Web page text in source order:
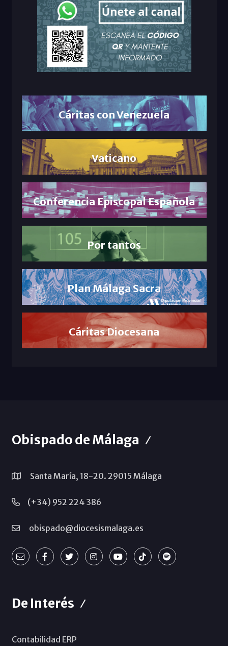
Cáritas con Venezuela
Vaticano
Conferencia Episcopal Española
Por tantos
Plan Málaga Sacra
Cáritas Diocesana
Obispado de Málaga
Santa María, 18-20. 29015 Málaga
(+34) 952 224 386
obispado@diocesismalaga.es
De Interés
Contabilidad ERP